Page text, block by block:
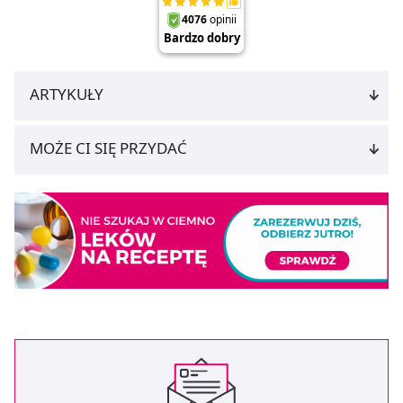
ARTYKUŁY
MOŻE CI SIĘ PRZYDAĆ